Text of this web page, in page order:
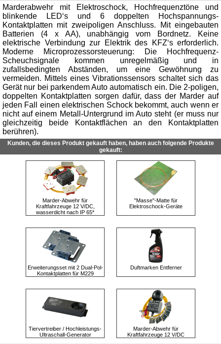
Marderabwehr mit Elektroschock, Hochfrequenztöne und
blinkende LED‘s und 6 doppelten Hochspannungs-
Kontaktplatten mit zweipoligen Anschluss. Mit eingebauten
Batterien (4 x AA), unabhängig vom Bordnetz. Keine
elektrische Verbindung zur Elektrik des KFZ‘s erforderlich.
Moderne Microprozessorsteuerung: Die Hochfrequenz-
Scheuchsignale kommen unregelmäßig und in
zufallsbedingten Abständen, um eine Gewöhnung zu
vermeiden. Mittels eines Vibrationssensors schaltet sich das
Gerät nur bei parkendem Auto automatisch ein. Die 2-poligen,
doppelten Kontaktplatten sorgen dafür, dass der Marder auf
jeden Fall einen elektrischen Schock bekommt, auch wenn er
nicht auf einem Metall-Untergrund im Auto steht (er muss nur
gleichzeitig beide Kontaktflächen an den Kontaktplatten
berühren).
Kunden, die dieses Produkt gekauft haben, haben auch folgende Produkte
gekauft:
Marder-Abwehr für
Kraftfahrzeuge 12 V/DC,
wasserdicht nach IP 65*
"Masse"-Matte für
Elektroschock-Geräte
Erweiterungsset mit 2 Dual-Pol-
Kontaktplatten für M229
Duftmarken Entferner
Tiervertreiber / Hochleistungs-
Ultraschall-Generator
Marder-Abwehr für
Kraftfahrzeuge 12 V/DC